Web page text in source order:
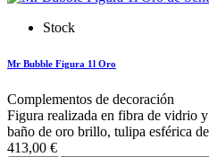
Stock
Mr Bubble Figura 1l Oro
Complementos de decoración
Figura realizada en fibra de vidrio
baño de oro brillo, tulipa esférica
413,00 €